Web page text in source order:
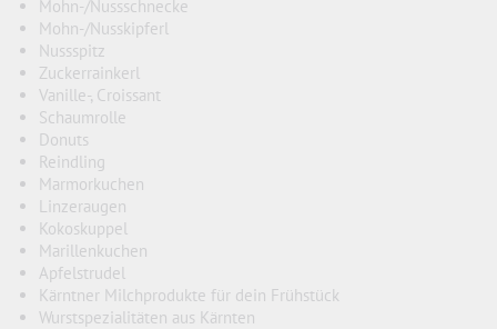
Mohn-/Nussschnecke
Mohn-/Nusskipferl
Nussspitz
Zuckerrainkerl
Vanille-, Croissant
Schaumrolle
Donuts
Reindling
Marmorkuchen
Linzeraugen
Kokoskuppel
Marillenkuchen
Apfelstrudel
Kärntner Milchprodukte für dein Frühstück
Wurstspezialitäten aus Kärnten